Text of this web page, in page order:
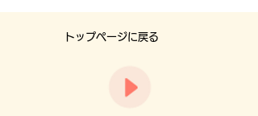
トップページに戻る